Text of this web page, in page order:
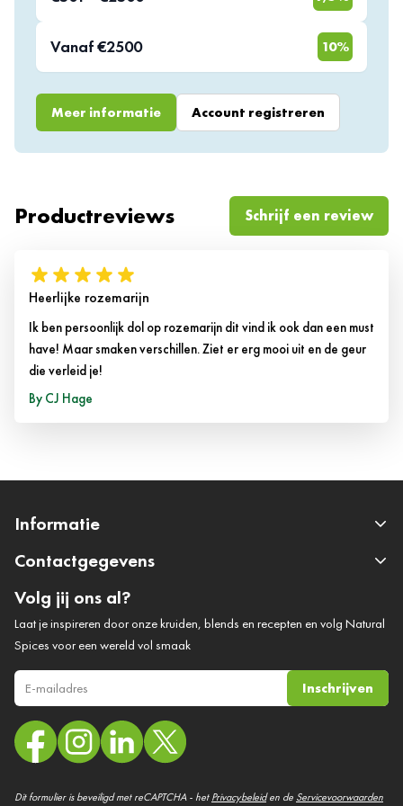
Rozemarijn fijn is niet alleen een krachtige smaakmaker in je keuken, het
heeft ook nog eens een geneeskrachtige werking. Zo is het onder andere
goed voor de luchtwegen en de spijsvertering en stimuleert het de
bloedsomloop. Daarnaast is het antiseptisch, wat wil zeggen dat het
bacteriedodende eigenschappen heeft. Omdat het drogen van kruiden
vrijwel geen invloed heeft op de voedingswaarde ervan, is rozemarijn
fijn dan ook zonder twijfel gezond te noemen. Reden des te meer om
maar ook een natuurlijk medicijn in huis te halen.
Vanaf €2500 10%
Meer informatie Account registreren
Productreviews Schrijf een review
Heerlijke rozemarijn
Ik ben persoonlijk dol op rozemarijn dit vind ik ook dan een must
have! Maar smaken verschillen. Ziet er erg mooi uit en de geur
die verleid je!
By CJ Hage
Informatie
Contactgegevens
Volg jij ons al?
Laat je inspireren door onze kruiden, blends en recepten en volg Natural
Spices voor een wereld vol smaak
Inschrijven
Dit formulier is beveiligd met reCAPTCHA - hetPrivacybeleiden de Servicevoorwaarden